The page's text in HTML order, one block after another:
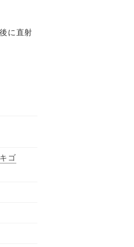
に直射
ゴ